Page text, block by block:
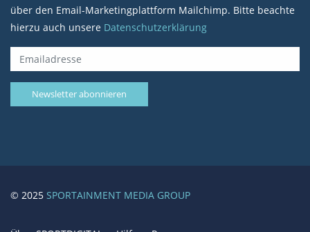
über den Email-Marketingplattform Mailchimp. Bitte beachte
hierzu auch unsere Datenschutzerklärung
© 2025 SPORTAINMENT MEDIA GROUP